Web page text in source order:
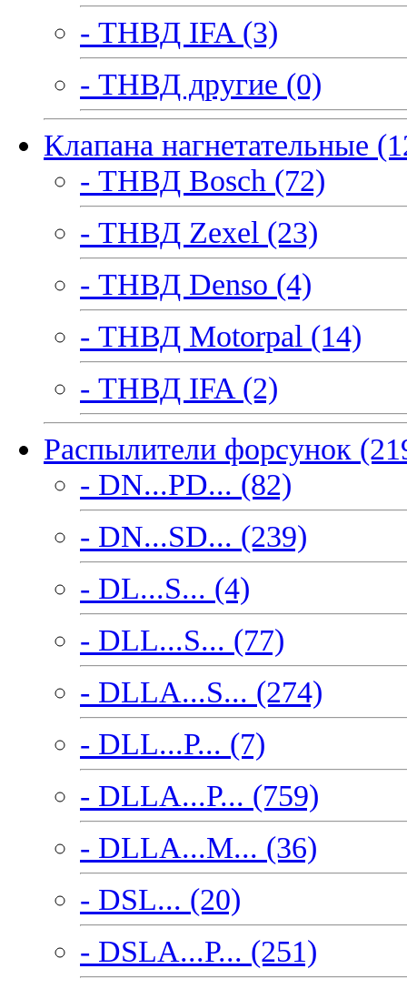
- ТНВД IFA (3)
- ТНВД другие (0)
Клапана нагнетательные
- ТНВД Bosch (72)
- ТНВД Zexel (23)
- ТНВД Denso (4)
- ТНВД Motorpal (14)
- ТНВД IFA (2)
Распылители форсунок
- DN...PD... (82)
- DN...SD... (239)
- DL...S... (4)
- DLL...S... (77)
- DLLA...S... (274)
- DLL...P... (7)
- DLLA...P... (759)
- DLLA...M... (36)
- DSL... (20)
- DSLA...P... (251)